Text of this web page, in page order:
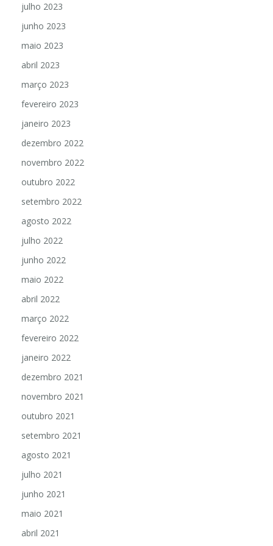
julho 2023
junho 2023
maio 2023
abril 2023
março 2023
fevereiro 2023
janeiro 2023
dezembro 2022
novembro 2022
outubro 2022
setembro 2022
agosto 2022
julho 2022
junho 2022
maio 2022
abril 2022
março 2022
fevereiro 2022
janeiro 2022
dezembro 2021
novembro 2021
outubro 2021
setembro 2021
agosto 2021
julho 2021
junho 2021
maio 2021
abril 2021